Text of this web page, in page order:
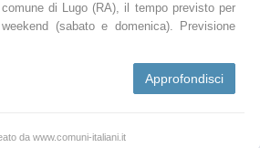
di Lugo (RA), il tempo previsto per
(sabato e domenica). Previsione
Approfondisci
da www.comuni-italiani.it